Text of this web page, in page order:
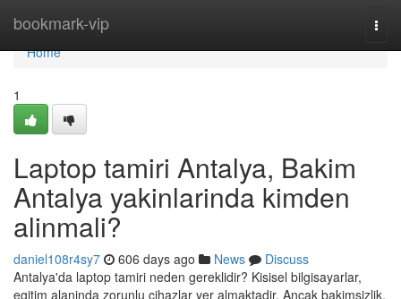
bookmark-vip
Home
Home
1
Laptop tamiri Antalya, Bakim
Antalya yakinlarinda kimden
alinmali?
daniel108r4sy7 606 days ago News
Discuss
Antalya'da laptop tamiri neden gereklidir? Kisisel bilgisayarlar,
egitim alaninda zorunlu cihazlar yer almaktadir. Ancak bakimsizlik,